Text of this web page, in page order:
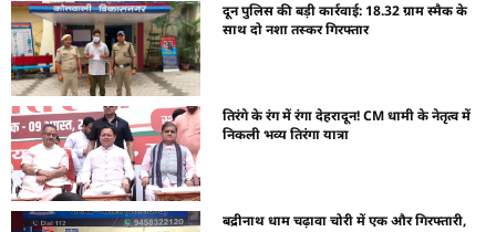
दून पुलिस की बड़ी कार्रवाई: 18.32 ग्राम स्मैक के
साथ दो नशा तस्कर गिरफ्तार
तिरंगे के रंग में रंगा देहरादून! CM धामी के नेतृत्व में
निकली भव्य तिरंगा यात्रा
बद्रीनाथ धाम चढ़ावा चोरी में एक और गिरफ्तारी,